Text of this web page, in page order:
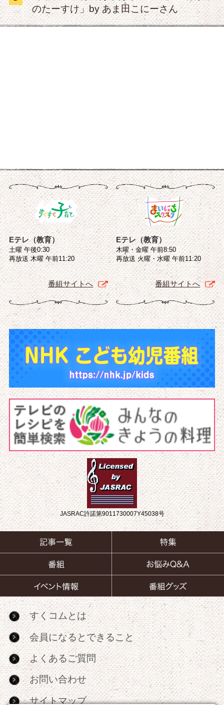
のたーすけ」by あま田こにーさん
Eテレ（教育）
土曜 午後0:30
再放送 木曜 午前11:20
番組サイトへ
Eテレ（教育）
木曜・金曜 午前8:50
再放送 火曜・水曜 午前11:20
番組サイトへ
JASRAC許諾第9011730007Y45038号
すくコムとは
会員になるとできること
よくあるご質問
お問い合わせ
サイトマップ